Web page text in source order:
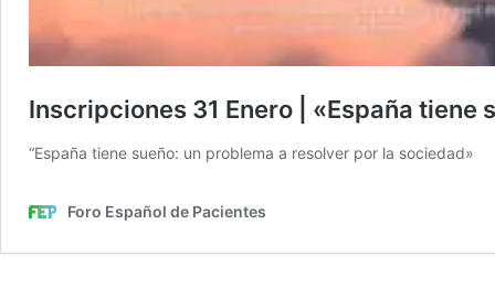
Inscripciones 31 Enero | «España
“España tiene sueño: un problema a resolver por la sociedad»
Foro Español de Pacientes